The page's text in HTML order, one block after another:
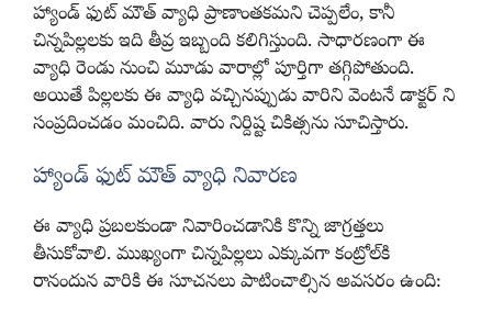
హ్యాండ్ ఫుట్ మౌత్ వ్యాధి ప్రాణాంతకమని చెప్పలేం, కానీ
చిన్నపిల్లలకు ఇది తీవ్ర ఇబ్బంది కలిగిస్తుంది. సాధారణంగా ఈ
వ్యాధి రెండు నుంచి మూడు వారాల్లో పూర్తిగా తగ్గిపోతుంది.
అయితే పిల్లలకు ఈ వ్యాధి వచ్చినప్పుడు వారిని వెంటనే డాక్టర్‌ ని
సంప్రదించడం మంచిది. వారు నిర్దిష్ట చికిత్సను సూచిస్తారు.
హ్యాండ్ ఫుట్ మౌత్ వ్యాధి నివారణ
ఈ వ్యాధి ప్రబలకుండా నివారించడానికి కొన్ని జాగ్రత్తలు
తీసుకోవాలి. ముఖ్యంగా చిన్నపిల్లలు ఎక్కువగా కంట్రోల్‌కి
రానందున వారికి ఈ సూచనలు పాటించాల్సిన అవసరం ఉంది: